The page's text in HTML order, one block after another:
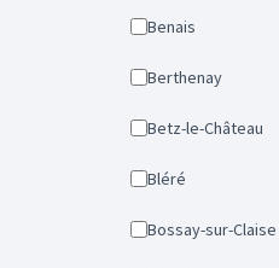
Benais
Berthenay
Betz-le-Château
Bléré
Bossay-sur-Claise